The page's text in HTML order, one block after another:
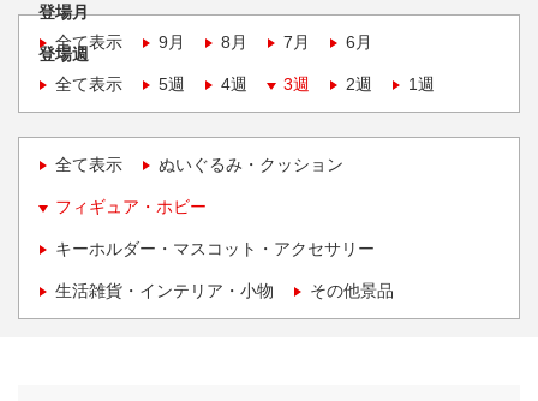
登場月
全て表示
9月 8月 7月 6月
登場週
全て表示
5週 4週 3週 2週 1週
全て表示 ぬいぐるみ・クッション
フィギュア・ホビー
キーホルダー・マスコット・アクセサリー
生活雑貨・インテリア・小物 その他景品